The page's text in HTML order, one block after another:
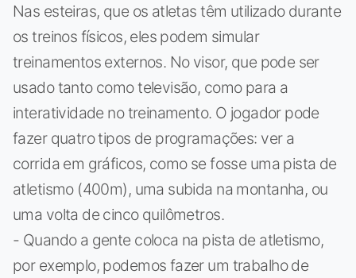
Nas esteiras, que os atletas têm utilizado durante
os treinos físicos, eles podem simular
treinamentos externos. No visor, que pode ser
usado tanto como televisão, como para a
interatividade no treinamento. O jogador pode
fazer quatro tipos de programações: ver a
corrida em gráficos, como se fosse uma pista de
atletismo (400m), uma subida na montanha, ou
uma volta de cinco quilômetros.
- Quando a gente coloca na pista de atletismo,
por exemplo, podemos fazer um trabalho de